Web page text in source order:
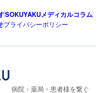
SOKUYAKUメディカルコラム
プライバシーポリシー
病院・薬局・患者様を繋ぐ